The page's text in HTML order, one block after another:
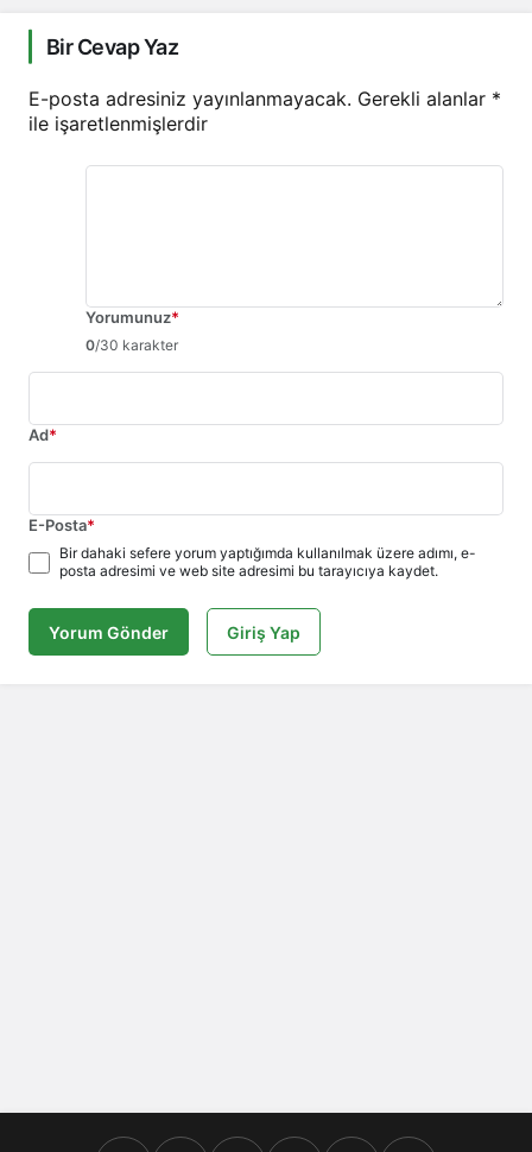
Bir Cevap Yaz
E-posta adresiniz yayınlanmayacak. Gerekli alanlar *
ile işaretlenmişlerdir
Yorumunuz*
0/30 karakter
Ad*
E-Posta*
Bir dahaki sefere yorum yaptığımda kullanılmak üzere adımı, e-
posta adresimi ve web site adresimi bu tarayıcıya kaydet.
Yorum Gönder Giriş Yap